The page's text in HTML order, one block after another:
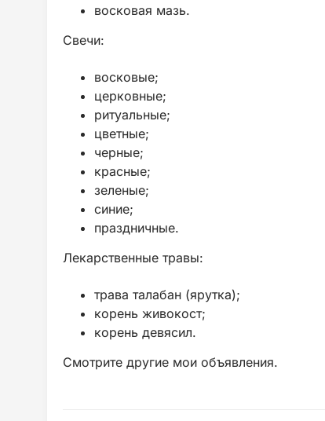
восковая мазь.
Свечи:
восковые;
церковные;
ритуальные;
цветные;
черные;
красные;
зеленые;
синие;
праздничные.
Лекарственные травы:
трава талабан (ярутка);
корень живокост;
корень девясил.
Смотрите другие мои объявления.